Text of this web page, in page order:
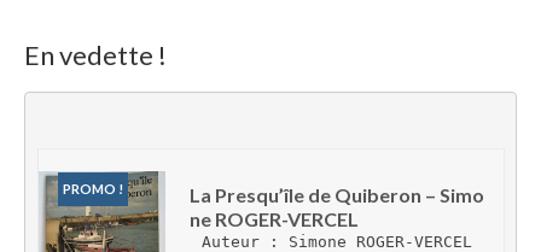
En vedette !
PROMO !
La Presqu’île de Quiberon – Simo
ne ROGER-VERCEL
Auteur : Simone ROGER-VERCEL